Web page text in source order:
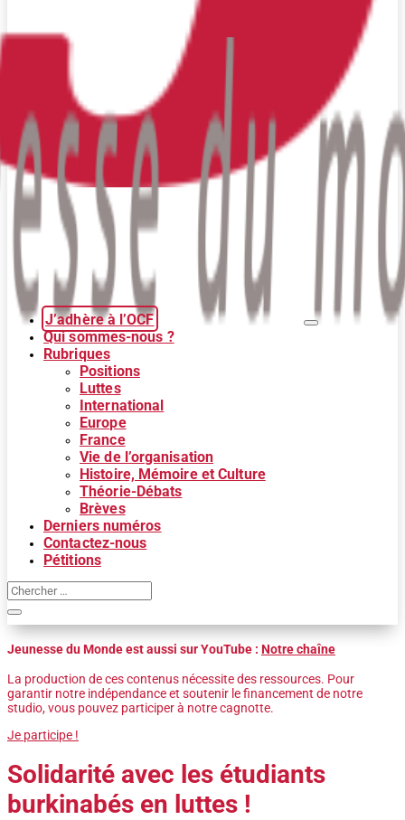
J’adhère à l’OCF
Qui sommes-nous ?
Rubriques
Positions
Luttes
International
Europe
France
Vie de l’organisation
Histoire, Mémoire et Culture
Théorie-Débats
Brèves
Derniers numéros
Contactez-nous
Pétitions
Jeunesse du Monde est aussi sur YouTube : Notre chaîne
La production de ces contenus nécessite des ressources. Pour
garantir notre indépendance et soutenir le financement de notre
studio, vous pouvez participer à notre cagnotte.
Je participe !
Solidarité avec les étudiants
burkinabés en luttes !